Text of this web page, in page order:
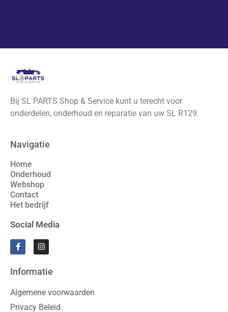
Bij SL PARTS Shop & Service kunt u terecht voor
onderdelen, onderhoud en reparatie van uw SL R129.
Navigatie
Home
Onderhoud
Webshop
Contact
Het bedrijf
Social Media
Informatie
Algemene voorwaarden
Privacy Beleid